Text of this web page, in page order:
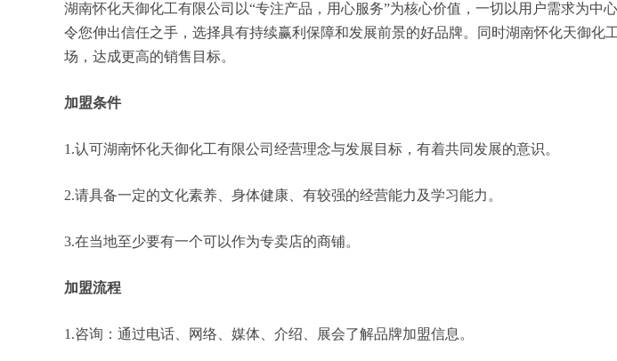
湖南怀化天御化工有限公司以“专注产品，用心服务”为核心价值，一切以用户需求为
令您伸出信任之手，选择具有持续赢利保障和发展前景的好品牌。同时湖南怀化天御
场，达成更高的销售目标。
加盟条件
1.认可湖南怀化天御化工有限公司经营理念与发展目标，有着共同发展的意识。
2.请具备一定的文化素养、身体健康、有较强的经营能力及学习能力。
3.在当地至少要有一个可以作为专卖店的商铺。
加盟流程
1.咨询：通过电话、网络、媒体、介绍、展会了解品牌加盟信息。